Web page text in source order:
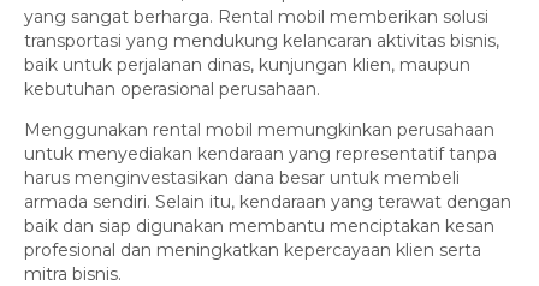
yang sangat berharga. Rental mobil memberikan solusi
transportasi yang mendukung kelancaran aktivitas bisnis,
baik untuk perjalanan dinas, kunjungan klien, maupun
kebutuhan operasional perusahaan.
Menggunakan rental mobil memungkinkan perusahaan
untuk menyediakan kendaraan yang representatif tanpa
harus menginvestasikan dana besar untuk membeli
armada sendiri. Selain itu, kendaraan yang terawat dengan
baik dan siap digunakan membantu menciptakan kesan
profesional dan meningkatkan kepercayaan klien serta
mitra bisnis.